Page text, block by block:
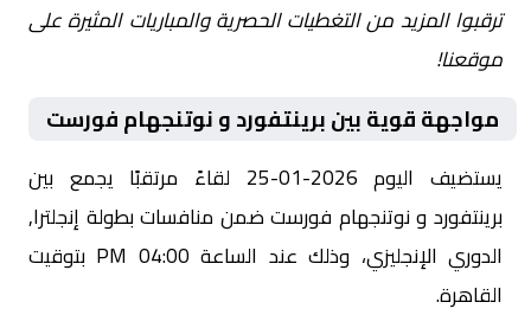
ترقبوا المزيد من التغطيات الحصرية والمباريات المثيرة على
موقعنا!
مواجهة قوية بين برينتفورد و نوتنجهام فورست
يستضيف اليوم 2026-01-25 لقاءً مرتقبًا يجمع بين
برينتفورد و نوتنجهام فورست ضمن منافسات بطولة إنجلترا,
الدوري الإنجليزي، وذلك عند الساعة 04:00 PM بتوقيت
القاهرة.